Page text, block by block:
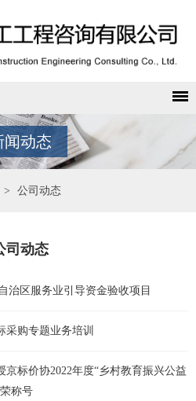
闻动态
> 公司动态
司动态
治区服务业引导资金验收项目
购专题业务培训
标价协2022年度“乡村教育振兴公益
称号